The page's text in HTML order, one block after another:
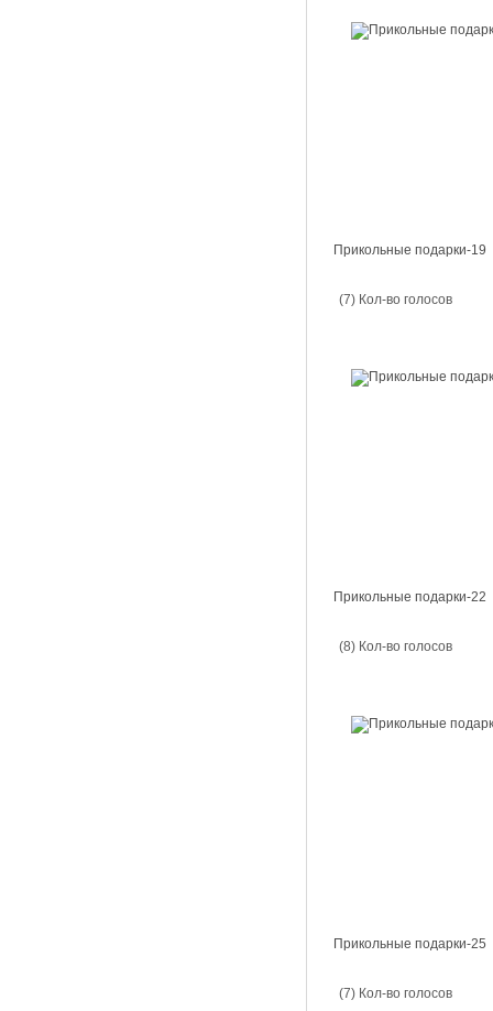
Прикольные подарки-19
(7) Кол-во голосов
Прикольные подарки-22
(8) Кол-во голосов
Прикольные подарки-25
(7) Кол-во голосов